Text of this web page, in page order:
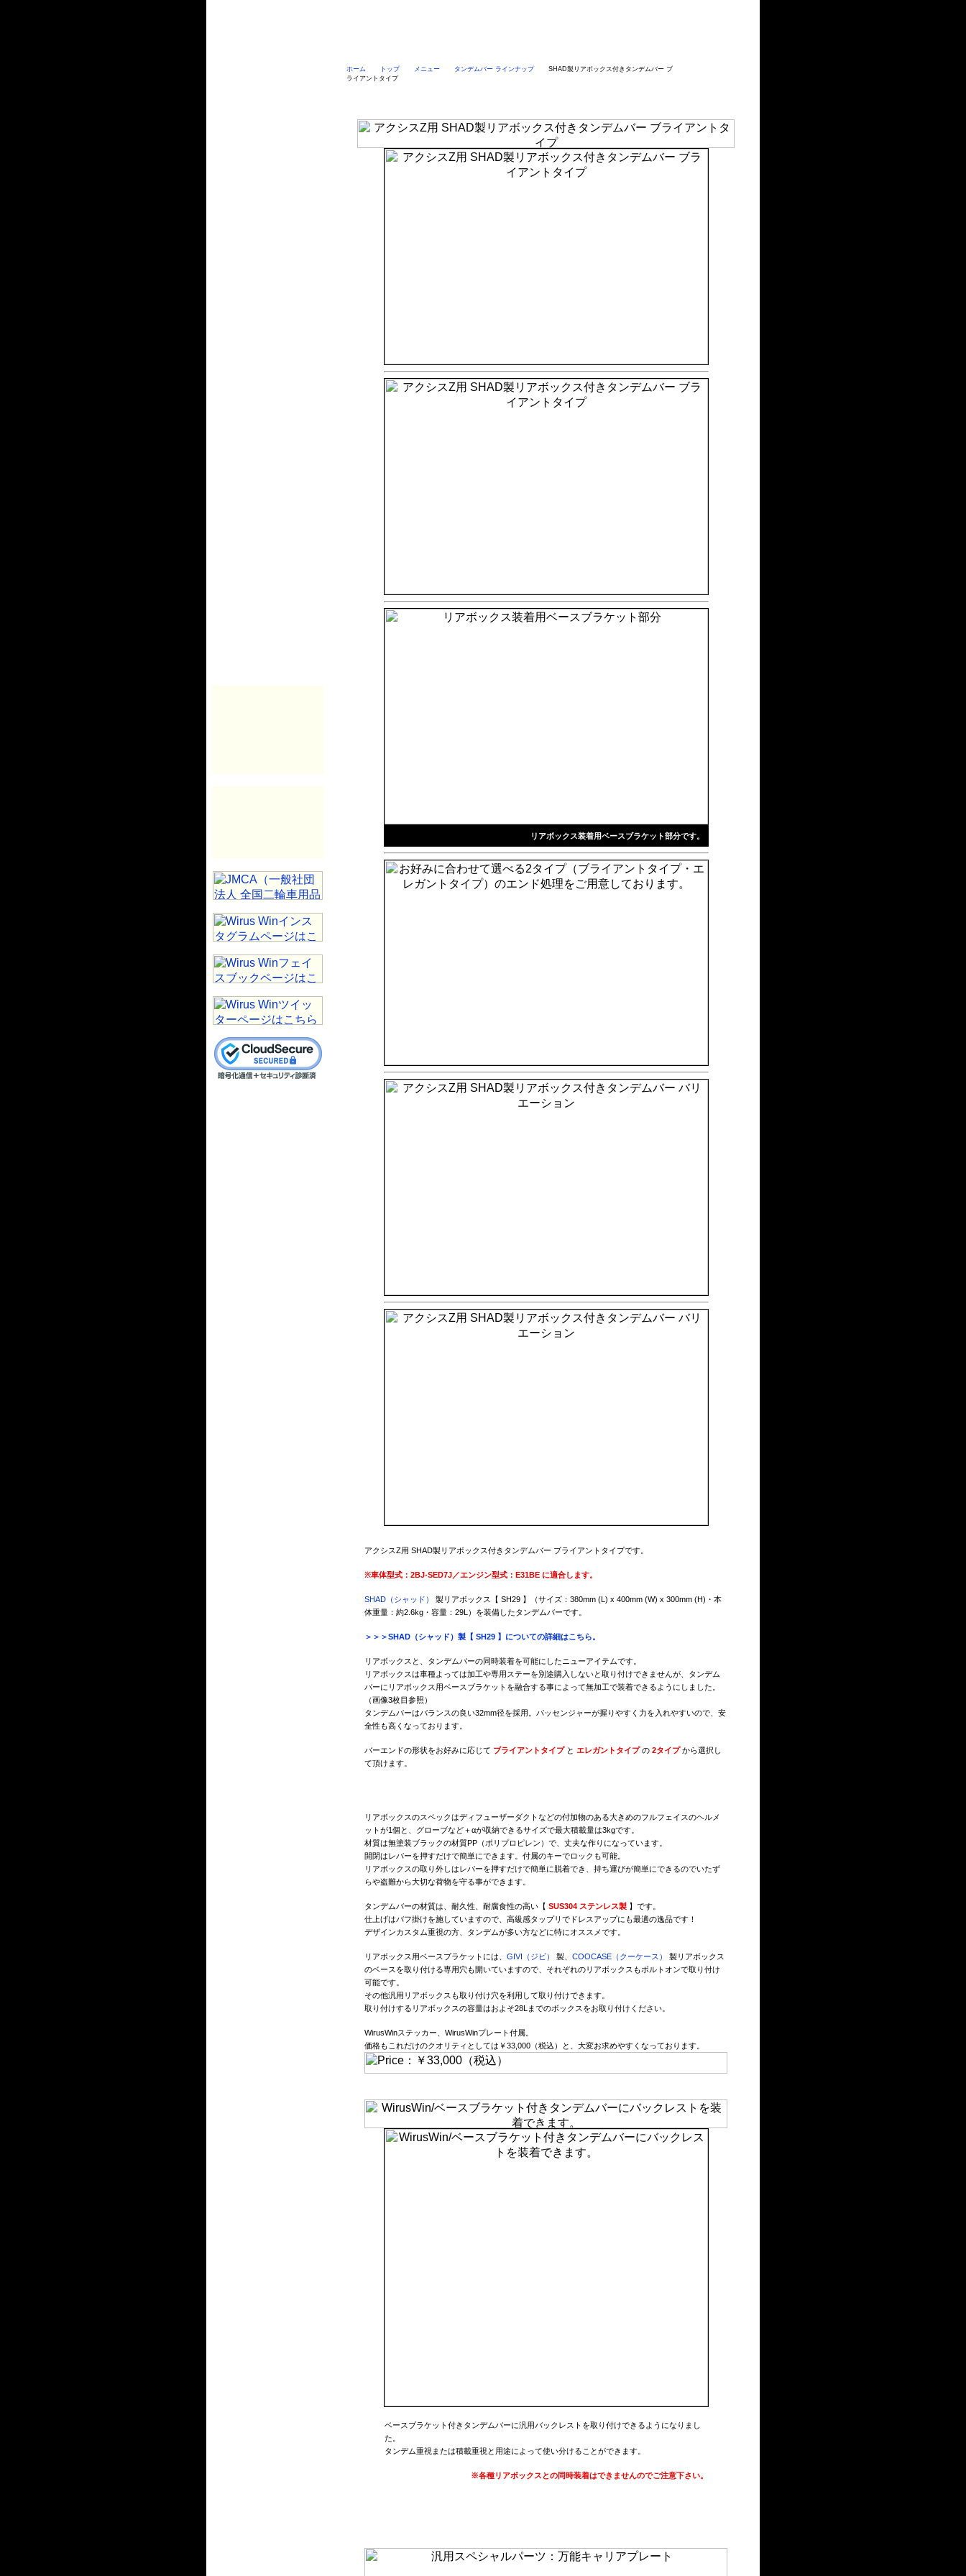
ホーム トップ メニュー タンデムバー ラインナップ
SHAD製リアボックス付きタンデムバー ブ
ライアントタイプ
リアボックス装着用ベースブラケット部分です。
アクシスZ用 SHAD製リアボックス付きタンデムバー ブライアントタイプです。
※車体型式：2BJ-SED7J／エンジン型式：E31BE に適合します。
SHAD（シャッド）
製リアボックス【 SH29 】（サイズ：380mm (L) x 400mm (W) x 300mm (H)・本
体重量：約2.6kg・容量：29L）を装備したタンデムバーです。
＞＞＞SHAD（シャッド）製【 SH29 】についての詳細はこちら。
リアボックスと、タンデムバーの同時装着を可能にしたニューアイテムです。
リアボックスは車種よっては加工や専用ステーを別途購入しないと取り付けできませんが、タンデム
バーにリアボックス用ベースブラケットを融合する事によって無加工で装着できるようにしました。
（画像3枚目参照）
タンデムバーはバランスの良い32mm径を採用。パッセンジャーが握りやすく力を入れやすいので、安
全性も高くなっております。
バーエンドの形状をお好みに応じて ブライアントタイプと エレガントタイプの 2タイプから選択し
て頂けます。
リアボックスのスペックはディフューザーダクトなどの付加物のある大きめのフルフェイスのヘルメ
ットが1個と、グローブなど＋αが収納できるサイズで最大積載量は3kgです。
材質は無塗装ブラックの材質PP（ポリプロピレン）で、丈夫な作りになっています。
開閉はレバーを押すだけで簡単にできます。付属のキーでロックも可能。
リアボックスの取り外しはレバーを押すだけで簡単に脱着でき、持ち運びが簡単にできるのでいたず
らや盗難から大切な荷物を守る事ができます。
タンデムバーの材質は、耐久性、耐腐食性の高い【 SUS304 ステンレス製 】です。
仕上げはバフ掛けを施していますので、高級感タップリでドレスアップにも最適の逸品です！
デザインカスタム重視の方、タンデムが多い方などに特にオススメです。
リアボックス用ベースブラケットには、 GIVI（ジビ） 製、 COOCASE（クーケース）
製リアボックス
のベースを取り付ける専用穴も開いていますので、それぞれのリアボックスもボルトオンで取り付け
可能です。
その他汎用リアボックスも取り付け穴を利用して取り付けできます。
取り付けするリアボックスの容量はおよそ28Lまでのボックスをお取り付けください。
WirusWinステッカー、WirusWinプレート付属。
価格もこれだけのクオリティとしては￥33,000（税込）と、大変お求めやすくなっております。
ベースブラケット付きタンデムバーに汎用バックレストを取り付けできるようになりまし
た。
タンデム重視または積載重視と用途によって使い分けることができます。
※各種リアボックスとの同時装着はできませんのでご注意下さい。